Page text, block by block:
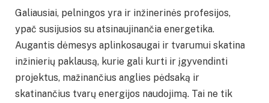
Galiausiai, pelningos yra ir inžinerinės profesijos,
ypač susijusios su atsinaujinančia energetika.
Augantis dėmesys aplinkosaugai ir tvarumui skatina
inžinierių paklausą, kurie gali kurti ir įgyvendinti
projektus, mažinančius anglies pėdsaką ir
skatinančius tvarų energijos naudojimą. Tai ne tik